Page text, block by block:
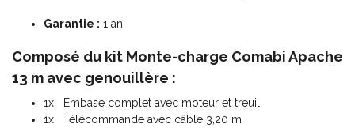
Garantie : 1 an
Composé du kit Monte-charge Comabi Apache
13 m avec genouillère :
1x Embase complet avec moteur et treuil
1x Télécommande avec câble 3,20 m